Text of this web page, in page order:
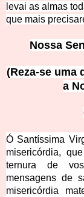
levai as almas
que mais
Nossa
(Reza-se uma
a
Ó Santíssima
misericórdia,
ternura de
mensagens de
misericórdia